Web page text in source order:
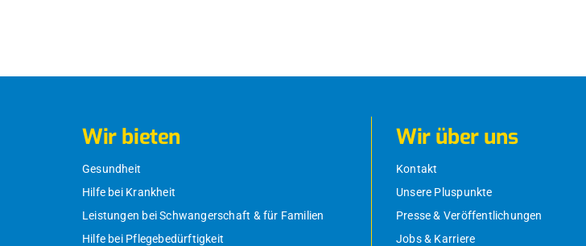
Wir bieten
Gesundheit
Hilfe bei Krankheit
Leistungen bei Schwangerschaft & für Familien
Hilfe bei Pflegebedürftigkeit
Wir über uns
Kontakt
Unsere Pluspunkte
Presse & Veröffentlichungen
Jobs & Karriere